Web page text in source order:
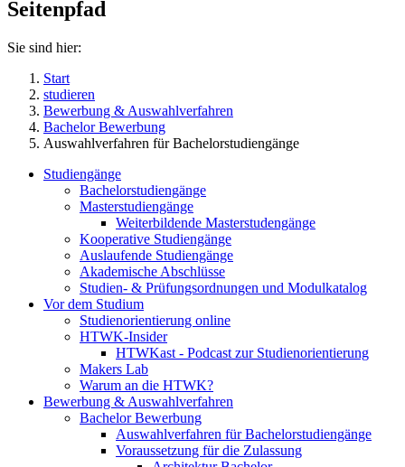
Seitenpfad
Sie sind hier:
Start
studieren
Bewerbung & Auswahlverfahren
Bachelor Bewerbung
Auswahlverfahren für Bachelorstudiengänge
Studiengänge
Bachelorstudiengänge
Masterstudiengänge
Weiterbildende Masterstudengänge
Kooperative Studiengänge
Auslaufende Studiengänge
Akademische Abschlüsse
Studien- & Prüfungsordnungen und Modulkatalog
Vor dem Studium
Studienorientierung online
HTWK-Insider
HTWKast - Podcast zur Studienorientierung
Makers Lab
Warum an die HTWK?
Bewerbung & Auswahlverfahren
Bachelor Bewerbung
Auswahlverfahren für Bachelorstudiengänge
Voraussetzung für die Zulassung